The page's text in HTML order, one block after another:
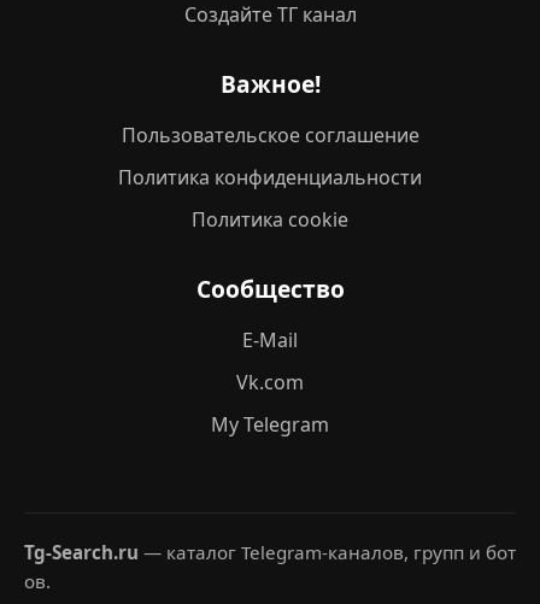
Создайте ТГ канал
Важное!
Пользовательское соглашение
Политика конфиденциальности
Политика cookie
Сообщество
E-Mail
Vk.com
My Telegram
Tg-Search.ru — каталог Telegram-каналов, групп и бот
ов.